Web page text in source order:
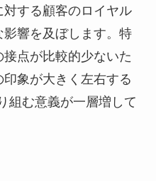
する顧客のロイヤル
響を及ぼします。特
点が比較的少ないた
象が大きく左右する
組む意義が一層増して